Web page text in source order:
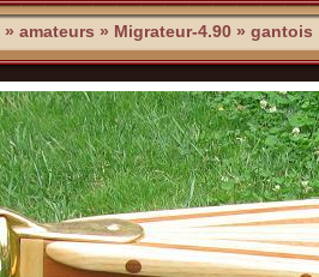
» amateurs » Migrateur-4.90 » gantois